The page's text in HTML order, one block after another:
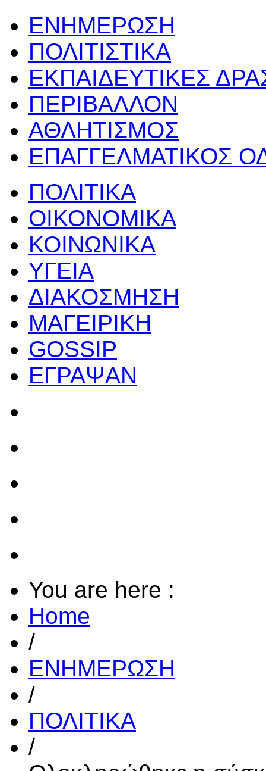
ΕΝΗΜΕΡΩΣΗ
ΠΟΛΙΤΙΣΤΙΚΑ
ΕΚΠΑΙΔΕΥΤΙΚΕΣ
ΠΕΡΙΒΑΛΛΟΝ
ΑΘΛΗΤΙΣΜΟΣ
ΕΠΑΓΓΕΛΜΑΤΙΚΟΣ
ΠΟΛΙΤΙΚΑ
ΟΙΚΟΝΟΜΙΚΑ
ΚΟΙΝΩΝΙΚΑ
ΥΓΕΙΑ
ΔΙΑΚΟΣΜΗΣΗ
ΜΑΓΕΙΡΙΚΗ
GOSSIP
ΕΓΡΑΨΑΝ
You are here :
Home
/
ΕΝΗΜΕΡΩΣΗ
/
ΠΟΛΙΤΙΚΑ
/